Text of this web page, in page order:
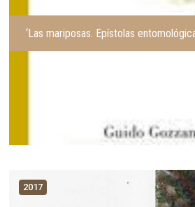
‘Las mariposas. Epístolas
2017